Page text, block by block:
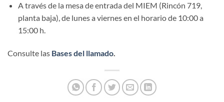
A través de la mesa de entrada del MIEM (Rincón 719,
planta baja), de lunes a viernes en el horario de 10:00 a
15:00 h.
Consulte las Bases del llamado.